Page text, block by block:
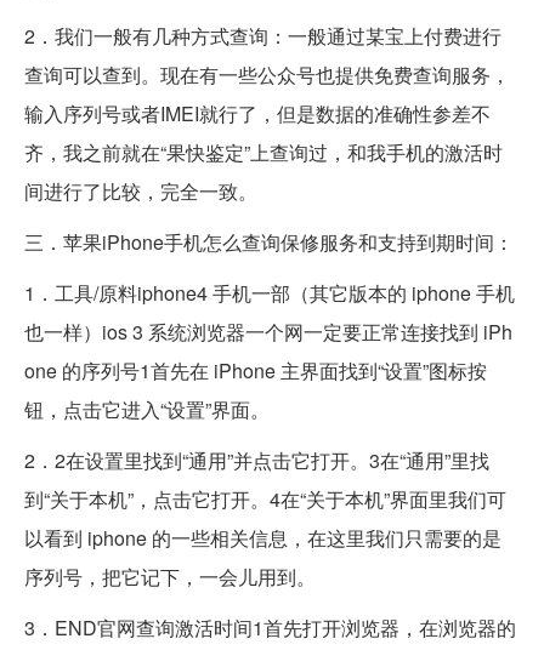
2．我们一般有几种方式查询：一般通过某宝上付费进行
查询可以查到。现在有一些公众号也提供免费查询服务，
输入序列号或者IMEI就行了，但是数据的准确性参差不
齐，我之前就在“果快鉴定”上查询过，和我手机的激活时
间进行了比较，完全一致。
三．苹果iPhone手机怎么查询保修服务和支持到期时间：
1．工具/原料iphone4 手机一部（其它版本的 iphone 手机
也一样）ios 3 系统浏览器一个网一定要正常连接找到 iPh
one 的序列号1首先在 iPhone 主界面找到“设置”图标按
钮，点击它进入“设置”界面。
2．2在设置里找到“通用”并点击它打开。3在“通用”里找
到“关于本机”，点击它打开。4在“关于本机”界面里我们可
以看到 iphone 的一些相关信息，在这里我们只需要的是
序列号，把它记下，一会儿用到。
3．END官网查询激活时间1首先打开浏览器，在浏览器的